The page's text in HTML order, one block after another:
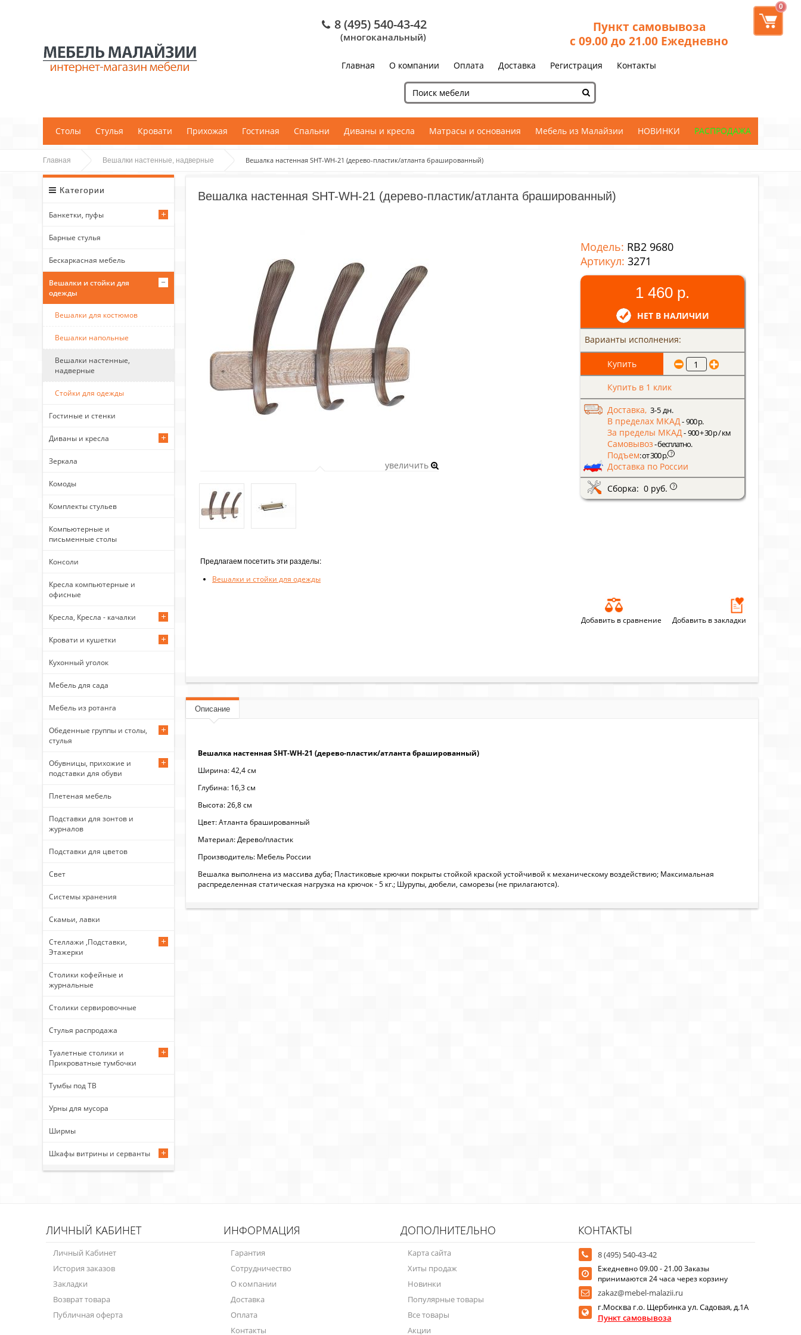
0
8 (495) 540-43-42
(многоканальный)
Пункт самовывоза
с 09.00 до 21.00 Ежедневно
Главная О компании Оплата Доставка Регистрация Контакты
Столы Стулья Кровати Прихожая Гостиная Спальни Диваны и кресла Матрасы и основания Мебель из Малайзии НОВИНКИ РАСПРОДАЖА
Главная Вешалки настенные, надверные Вешалка настенная SHT-WH-21 (дерево-пластик/атланта брашированный)
Категории
Банкетки, пуфы
Барные стулья
Бескаркасная мебель
Вешалки и стойки для
одежды
Вешалки для костюмов
Вешалки напольные
Вешалки настенные,
надверные
Стойки для одежды
Гостиные и стенки
Диваны и кресла
Зеркала
Комоды
Комплекты стульев
Компьютерные и
письменные столы
Консоли
Кресла компьютерные и
офисные
Кресла, Кресла - качалки
Кровати и кушетки
Кухонный уголок
Мебель для сада
Мебель из ротанга
Обеденные группы и столы,
стулья
Обувницы, прихожие и
подставки для обуви
Плетеная мебель
Подставки для зонтов и
журналов
Подставки для цветов
Свет
Системы хранения
Скамьи, лавки
Стеллажи ,Подставки,
Этажерки
Столики кофейные и
журнальные
Столики сервировочные
Стулья распродажа
Туалетные столики и
Прикроватные тумбочки
Тумбы под ТВ
Урны для мусора
Ширмы
Шкафы витрины и серванты
Вешалка настенная SHT-WH-21 (дерево-пластик/атланта брашированный)
увеличить
Предлагаем посетить эти разделы:
Вешалки и стойки для одежды
Модель: RB2 9680
Артикул: 3271
1 460 р.
НЕТ В НАЛИЧИИ
Варианты исполнения:
Купить в 1 клик
Доставка, 3-5 дн.
В пределах МКАД- 900 р.
За пределы МКАД- 900 + 30 р / км
Самовывоз- бесплатно.
Подъем: от 300 р. ?
Доставка по России
Сборка: 0 руб.
?
Добавить в сравнение Добавить в закладки
Описание
Вешалка настенная SHT-WH-21 (дерево-пластик/атланта брашированный)
Ширина: 42,4 см
Глубина: 16,3 см
Высота: 26,8 см
Цвет: Атланта брашированный
Материал: Дерево/пластик
Производитель: Мебель России
Вешалка выполнена из массива дуба; Пластиковые крючки покрыты стойкой краской устойчивой к механическому воздействию; Максимальная
распределенная статическая нагрузка на крючок - 5 кг.; Шурупы, дюбели, саморезы (не прилагаются).
ЛИЧНЫЙ КАБИНЕТ
Личный Кабинет
История заказов
Закладки
Возврат товара
Публичная оферта
ИНФОРМАЦИЯ
Гарантия
Сотрудничество
О компании
Доставка
Оплата
Контакты
ДОПОЛНИТЕЛЬНО
Карта сайта
Хиты продаж
Новинки
Популярные товары
Все товары
Акции
КОНТАКТЫ
8 (495) 540-43-42
Ежедневно 09.00 - 21.00 Заказы
принимаются 24 часа через корзину
zakaz@mebel-malazii.ru
г.Москва г.о. Щербинка ул. Садовая, д.1А
Пункт самовывоза